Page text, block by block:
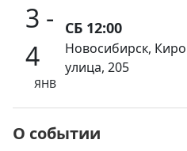
3 -
4
ЯНВ
СБ 12:00
Новосибирск,
улица, 205
О событии